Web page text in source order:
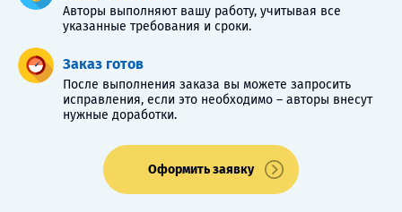
Авторы выполняют вашу работу, учитывая все
указанные требования и сроки.
Заказ готов
После выполнения заказа вы можете запросить
исправления, если это необходимо – авторы внесут
нужные доработки.
Оформить заявку